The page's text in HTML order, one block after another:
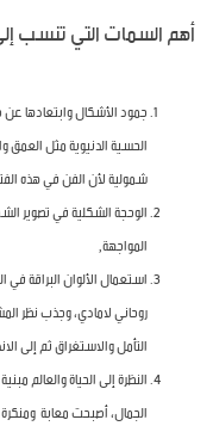
أهم السمات التي تنسب
جمود الأشكال وابتعادها عن
الحسية الدنيوية مثل العمق
شمولية لأن الفن في هذه
الوحجة الشكلية في تصوير
المواجهة,
استعمال الألوان البراقة
روحاني لامادي، وجذب نظر
التأمل والاستغراق ثم إلى
النظرة إلى الحياة والعالم
الجمال، أصبحت معابة